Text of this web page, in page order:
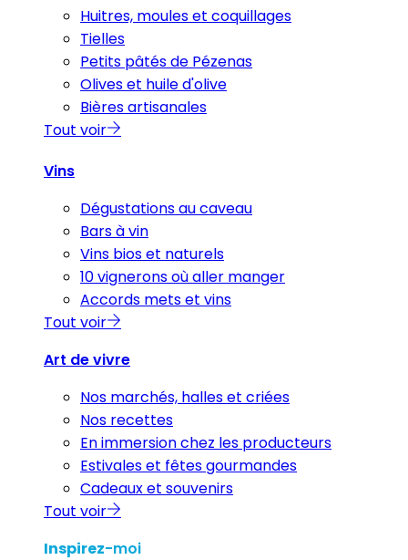
Huitres, moules et coquillages
Tielles
Petits pâtés de Pézenas
Olives et huile d'olive
Bières artisanales
Tout voir
Vins
Dégustations au caveau
Bars à vin
Vins bios et naturels
10 vignerons où aller manger
Accords mets et vins
Tout voir
Art de vivre
Nos marchés, halles et criées
Nos recettes
En immersion chez les producteurs
Estivales et fêtes gourmandes
Cadeaux et souvenirs
Tout voir
Inspirez-moi